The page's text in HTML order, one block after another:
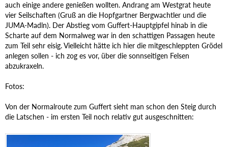
auch einige andere genießen wollten. Andrang am Westgrat heute
vier Seilschaften (Gruß an die Hopfgartner Bergwachtler und die
JUMA-Madln). Der Abstieg vom Guffert-Hauptgipfel hinab in die
Scharte auf dem Normalweg war in den schattigen Passagen heute
zum Teil sehr eisig. Vielleicht hätte ich hier die mitgeschleppten Grödel
anlegen sollen - ich zog es vor, über die sonnseitigen Felsen
abzukraxeln.
Fotos:
Von der Normalroute zum Guffert sieht man schon den Steig durch
die Latschen - im ersten Teil noch relativ gut ausgeschnitten: